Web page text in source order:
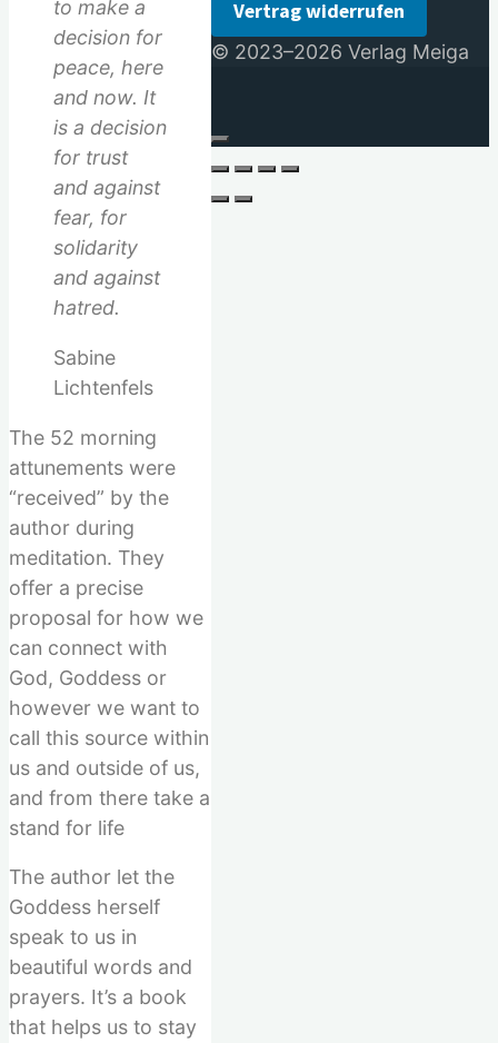
to make a
decision for
peace, here
and now. It
is a decision
for trust
and against
fear, for
solidarity
and against
hatred.
Sabine
Lichtenfels
The 52 morning
attunements were
“received” by the
author during
meditation. They
offer a precise
proposal for how we
can connect with
God, Goddess or
however we want to
call this source within
us and outside of us,
and from there take a
stand for life
The author let the
Goddess herself
speak to us in
beautiful words and
prayers. It’s a book
that helps us to stay
Vertrag widerrufen
© 2023–2026 Verlag Meiga